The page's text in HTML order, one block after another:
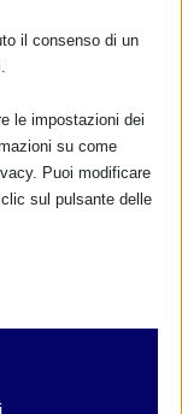
il consenso di un
le impostazioni dei
su come
Puoi modificare
sul pulsante delle
di base e sono